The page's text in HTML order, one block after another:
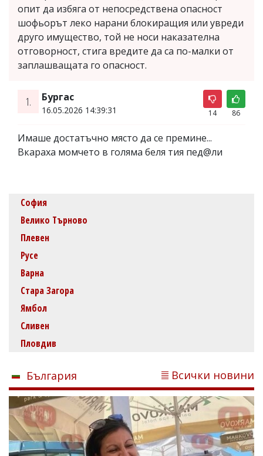
опит да избяга от непосредствена опасност
шофьорът леко нарани блокиращия или увреди
друго имущество, той не носи наказателна
отговорност, стига вредите да са по-малки от
заплашващата го опасност.
1. Бургас
16.05.2026 14:39:31 14 86
Имаше достатъчно място да се премине...
Вкараха момчето в голяма беля тия пед@ли
София
Велико Търново
Плевен
Русе
Варна
Стара Загора
Ямбол
Сливен
Пловдив
България Всички новини